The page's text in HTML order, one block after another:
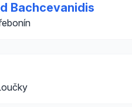
Bachcevanidis